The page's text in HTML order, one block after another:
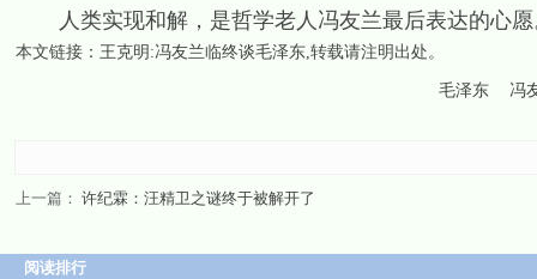
人类实现和解，是哲学老人冯友兰最后表达的心愿
本文链接： 王克明:冯友兰临终谈毛泽东,转载请注明出处。
毛泽东 冯
上一篇： 许纪霖：汪精卫之谜终于被解开了
阅读排行